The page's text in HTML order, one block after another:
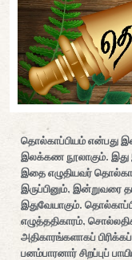
தொல்காப்பியம் என்பது
இலக்கண நூலாகும். இது
இதை எழுதியவர்
இருப்பினும், இன்றுவரை
இதுவேயாகும்.
எழுத்ததிகாரம்,
அதிகாரங்களாகப்
பனம்பாரனார் சிறப்புப்